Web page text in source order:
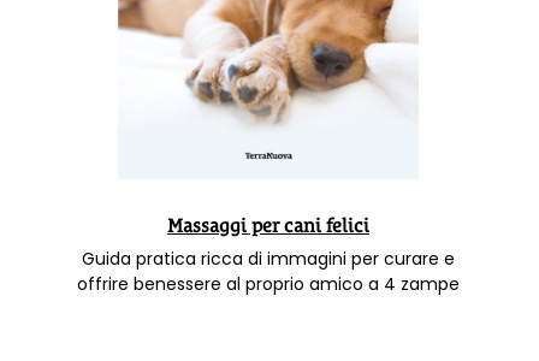
Massaggi per cani felici
Guida pratica ricca di immagini per curare e
offrire benessere al proprio amico a 4 zampe